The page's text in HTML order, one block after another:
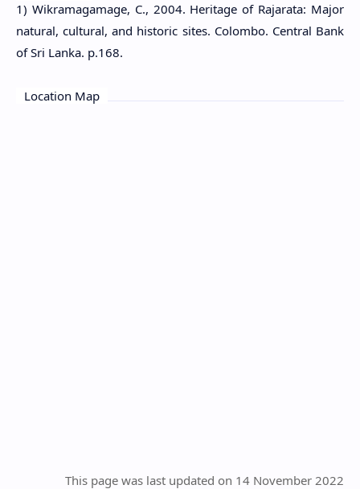
1) Wikramagamage, C., 2004. Heritage of Rajarata: Major
natural, cultural, and historic sites. Colombo. Central Bank
of Sri Lanka. p.168.
Location Map
This page was last updated on 14 November 2022